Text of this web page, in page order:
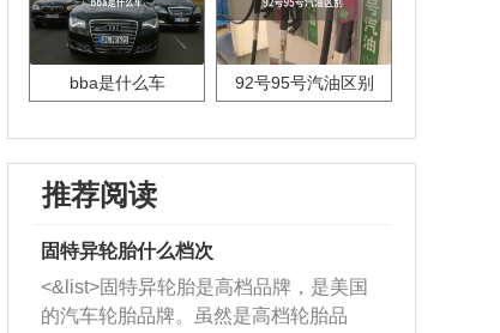
bba是什么车 92号95号汽油区别
推荐阅读
固特异轮胎什么档次
<&list>固特异轮胎是高档品牌，是美国
的汽车轮胎品牌。虽然是高档轮胎品